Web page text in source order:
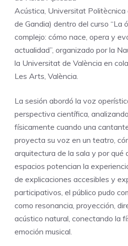
Acústica, Universitat Politècnica
de Gandia) dentro del curso “La
complejo: cómo nace, opera y
actualidad”, organizado por la
la Universitat de València en
Les Arts, València.
La sesión abordó la voz
perspectiva científica,
físicamente cuando una
proyecta su voz en un teatro,
arquitectura de la sala y por qué
espacios potencian la
de explicaciones accesibles y
participativos, el público pudo
como resonancia, proyección,
acústico natural, conectando la
emoción musical.